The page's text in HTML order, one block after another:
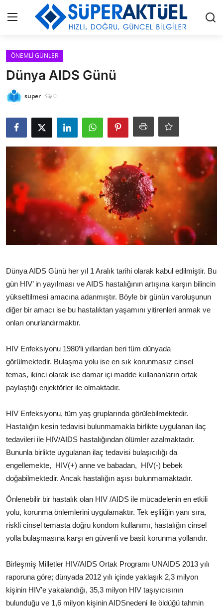
Giriş
İLETİŞİM
KÜNYE
İŞ BİRLİĞİ
MÜZİK
TEKNOLOJİ
TATİL
ÖNEMLİ GÜNLER
GALERİ
ÖNEMLİ GÜNLER
Dünya AIDS Günü
super 0
Dünya AIDS Günü her yıl 1 Aralık tarihi olarak kabul edilmiştir. Bu
gün HIV’ in yayılması ve AIDS hastalığının artışına karşın bilincin
yükseltilmesi amacına adanmıştır. Böyle bir günün varoluşunun
diğer bir amacı ise bu hastalıktan yaşamını yitirenleri anmak ve
onları onurlandırmaktır.
HIV Enfeksiyonu 1980’li yıllardan beri tüm dünyada
görülmektedir. Bulaşma yolu ise en sık korunmasız cinsel
temas, ikinci olarak ise damar içi madde kullananların ortak
paylaştığı enjektörler ile olmaktadır.
HIV Enfeksiyonu, tüm yaş gruplarında görülebilmektedir.
Hastalığın kesin tedavisi bulunmamakla birlikte uygulanan ilaç
tedavileri ile HIV/AIDS hastalığından ölümler azalmaktadır.
Bununla birlikte uygulanan ilaç tedavisi bulaşıcılığı da
engellemekte, HIV(+) anne ve babadan, HIV(-) bebek
doğabilmektedir. Ancak hastalığın aşısı bulunmamaktadır.
Önlenebilir bir hastalık olan HIV /AIDS ile mücadelenin en etkili
yolu, korunma önlemlerini uygulamaktır. Tek eşliliğin yanı sıra,
riskli cinsel temasta doğru kondom kullanımı, hastalığın cinsel
yolla bulaşmasına karşı en güvenli ve basit korunma yollarıdır.
Birleşmiş Milletler HIV/AIDS Ortak Programı UNAIDS 2013 yılı
raporuna göre; dünyada 2012 yılı içinde yaklaşık 2,3 milyon
kişinin HIV’e yakalandığı, 35,3 milyon HIV taşıyıcısının
bulunduğu ve 1,6 milyon kişinin AIDSnedeni ile öldüğü tahmin